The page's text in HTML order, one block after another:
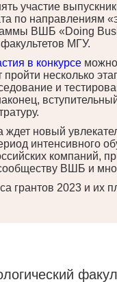
участие
по направлениям
ВШБ «Doing
МГУ.
в конкурсе
несколько
и
ждет новый
интенсивного
компаний,
ВШБ и
грантов 2023 и их